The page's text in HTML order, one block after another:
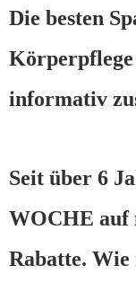
Die besten
informativ
Seit über 6
WOCHE auf
Rabatte. Wie